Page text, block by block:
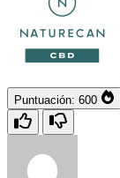
Puntuación: 600